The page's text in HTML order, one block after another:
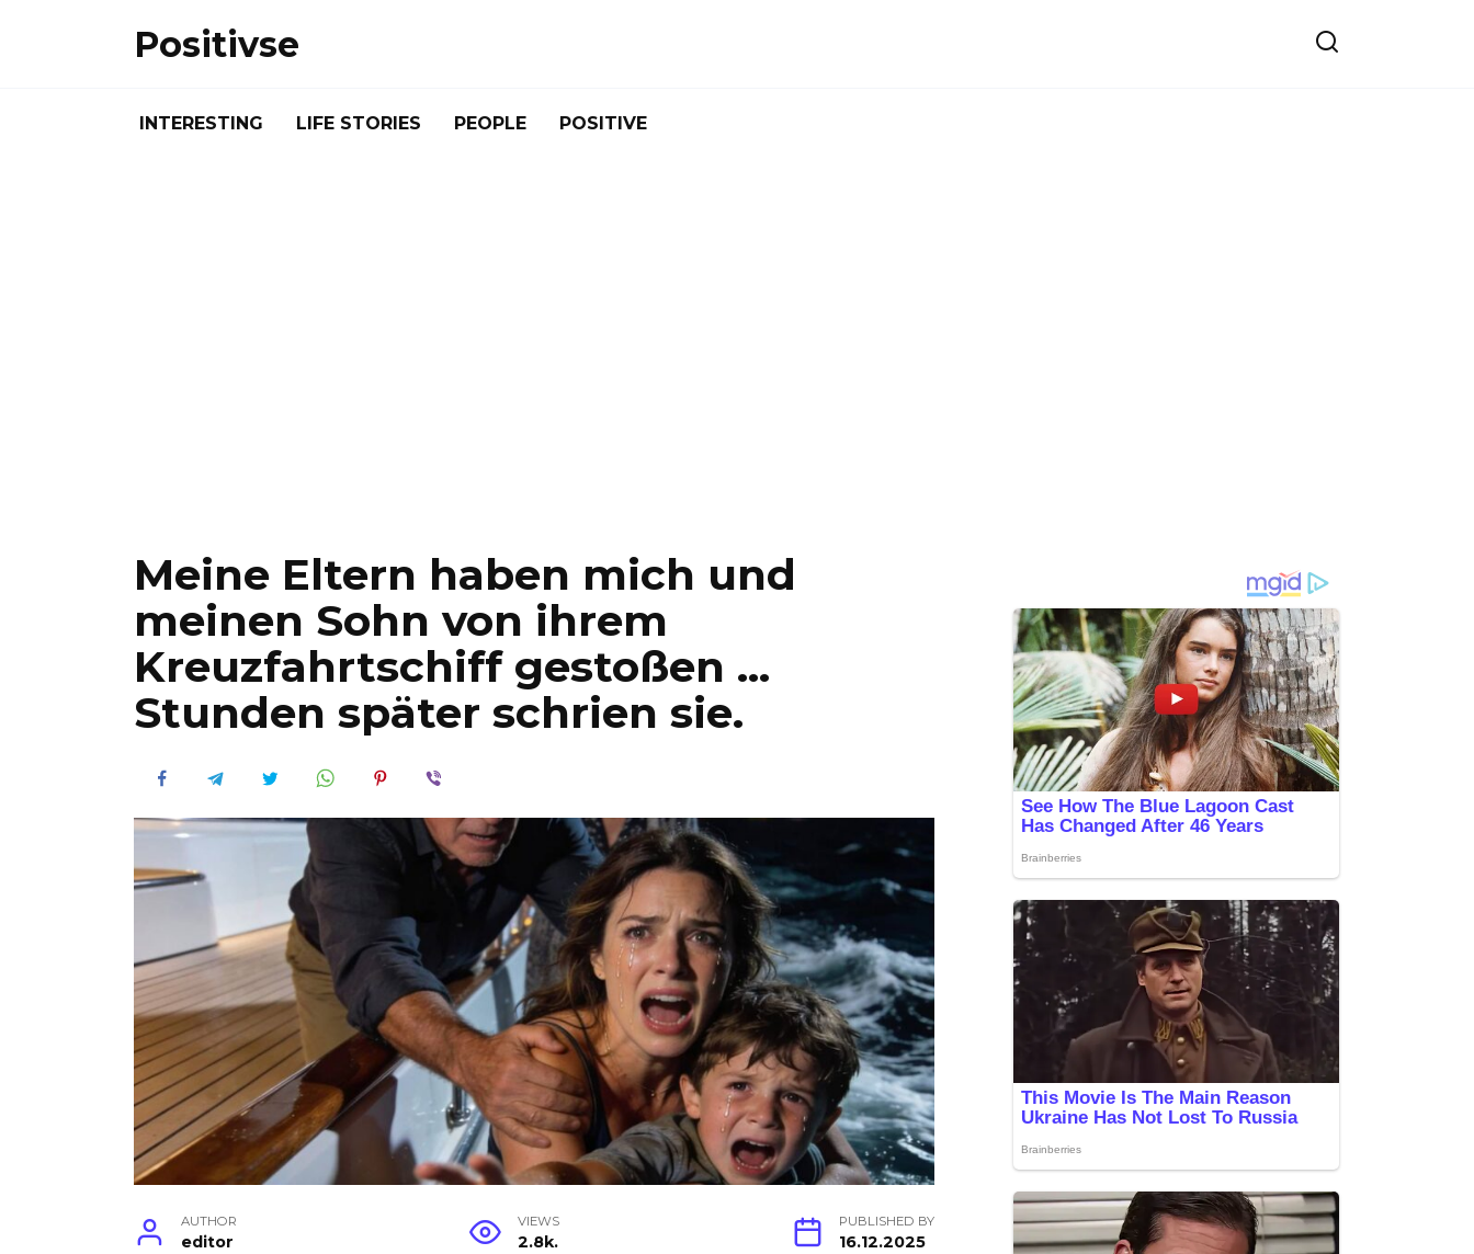
Positivse
INTERESTING LIFE STORIES PEOPLE POSITIVE
Meine Eltern haben mich und
meinen Sohn von ihrem
Kreuzfahrtschiff gestoßen …
Stunden später schrien sie.
AUTHOR
editor
VIEWS
2.8k.
PUBLISHED BY
16.12.2025